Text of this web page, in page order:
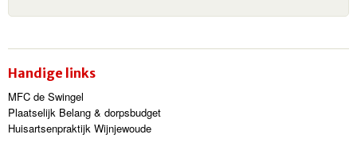
Handige links
MFC de Swingel
Plaatselijk Belang & dorpsbudget
Huisartsenpraktijk Wijnjewoude